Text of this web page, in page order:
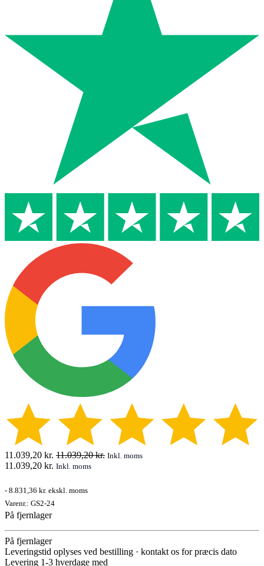
11.039,20 kr. 11.039,20kr. Inkl. moms
11.039,20 kr. Inkl. moms
- 8.831,36 kr. ekskl. moms
Varenr.: GS2-24
På fjernlager
På fjernlager
Leveringstid oplyses ved bestilling · kontakt os for præcis dato
Levering 1-3 hverdage med